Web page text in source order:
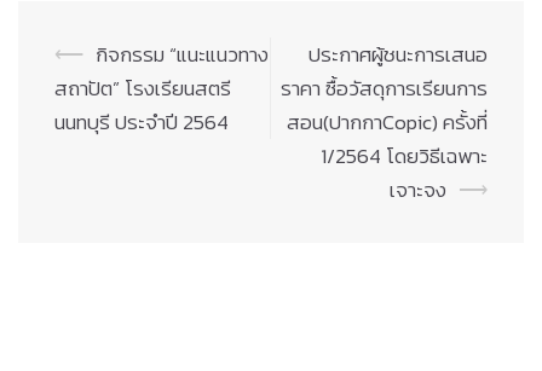
Post
navigation
⟵ กิจกรรม “แนะแนวทาง
สถาปัต” โรงเรียนสตรี
นนทบุรี ประจำปี 2564
ประกาศผู้ชนะการเสนอ
ราคา ซื้อวัสดุการเรียนการ
สอน(ปากกาCopic) ครั้งที่
1/2564 โดยวิธีเฉพาะ
เจาะจง ⟶